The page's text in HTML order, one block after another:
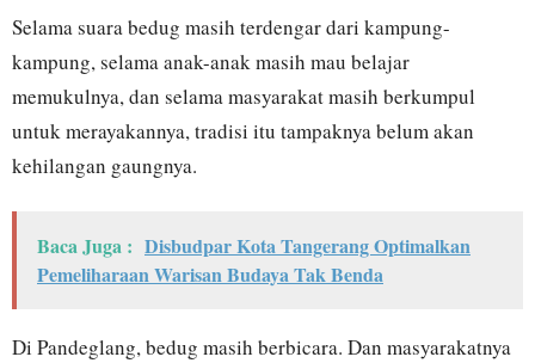
Selama suara bedug masih terdengar dari kampung-
kampung, selama anak-anak masih mau belajar
memukulnya, dan selama masyarakat masih berkumpul
untuk merayakannya, tradisi itu tampaknya belum akan
kehilangan gaungnya.
Baca Juga : Disbudpar Kota Tangerang Optimalkan
Pemeliharaan Warisan Budaya Tak Benda
Di Pandeglang, bedug masih berbicara. Dan masyarakatnya